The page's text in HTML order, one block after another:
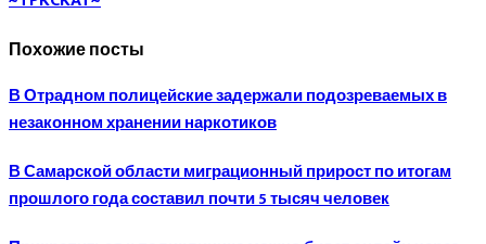
Похожие посты
В Отрадном полицейские задержали подозреваемых в
незаконном хранении наркотиков
В Самарской области миграционный прирост по итогам
прошлого года составил почти 5 тысяч человек